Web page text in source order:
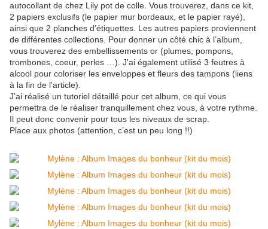
autocollant de chez Lily pot de colle. Vous trouverez, dans ce kit,
2 papiers exclusifs (le papier mur bordeaux, et le papier rayé),
ainsi que 2 planches d’étiquettes. Les autres papiers proviennent
de différentes collections. Pour donner un côté chic à l’album,
vous trouverez des embellissements or (plumes, pompons,
trombones, coeur, perles …). J'ai également utilisé 3 feutres à
alcool pour coloriser les enveloppes et fleurs des tampons (liens
à la fin de l'article).
J’ai réalisé un tutoriel détaillé pour cet album, ce qui vous
permettra de le réaliser tranquillement chez vous, à votre rythme.
Il peut donc convenir pour tous les niveaux de scrap.
Place aux photos (attention, c’est un peu long !!)